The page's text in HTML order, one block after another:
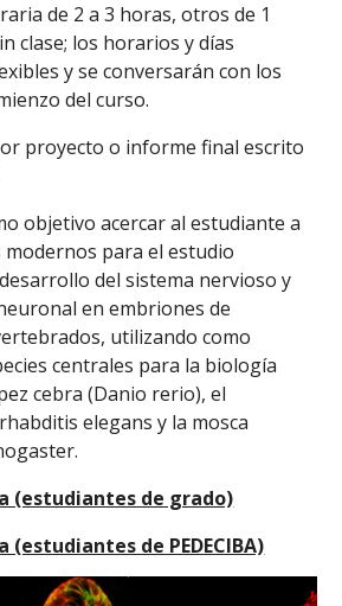
de 2 a 3 horas, otros de 1
clase; los horarios y días
y se conversarán con los
del curso.
proyecto o informe final escrito
objetivo acercar al estudiante a
para el estudio
del sistema nervioso y
en embriones de
utilizando como
centrales para la biología
cebra (Danio rerio), el
elegans y la mosca
(estudiantes de grado)
de PEDECIBA)